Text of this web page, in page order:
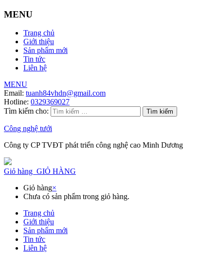
MENU
Trang chủ
Giới thiệu
Sản phẩm mới
Tin tức
Liên hệ
MENU
Email: tuanh84vhdn@gmail.com
Hotline: 0329369027
Tìm kiếm cho:
Công nghệ tưới
Công ty CP TVĐT phát triển công nghệ cao Minh Dương
Giỏ hàng GIỎ HÀNG
Giỏ hàng×
Chưa có sản phẩm trong giỏ hàng.
Trang chủ
Giới thiệu
Sản phẩm mới
Tin tức
Liên hệ